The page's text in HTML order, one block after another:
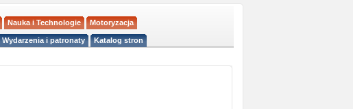
Nauka i Technologie Motoryzacja
Wydarzenia i patronaty Katalog stron